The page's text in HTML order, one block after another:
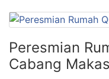
Peresmian
Cabang